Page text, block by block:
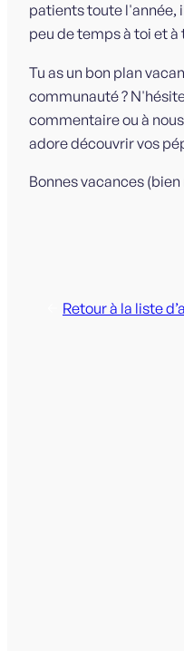
patients toute l'année,
peu de temps à toi et à
Tu as un bon plan
communauté ?
commentaire ou à
adore découvrir vos
Bonnes vacances
Retour à la liste